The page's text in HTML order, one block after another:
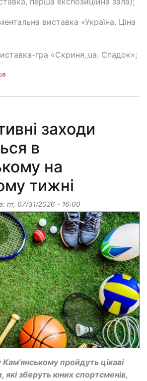
виставка «Україна. Ціна
гра «Скриня_ua. Спадок»;
заходи
в
на
тижні
пт, 07/31/2026 - 16:00
пройдуть цікаві
які зберуть юних спортсменів,